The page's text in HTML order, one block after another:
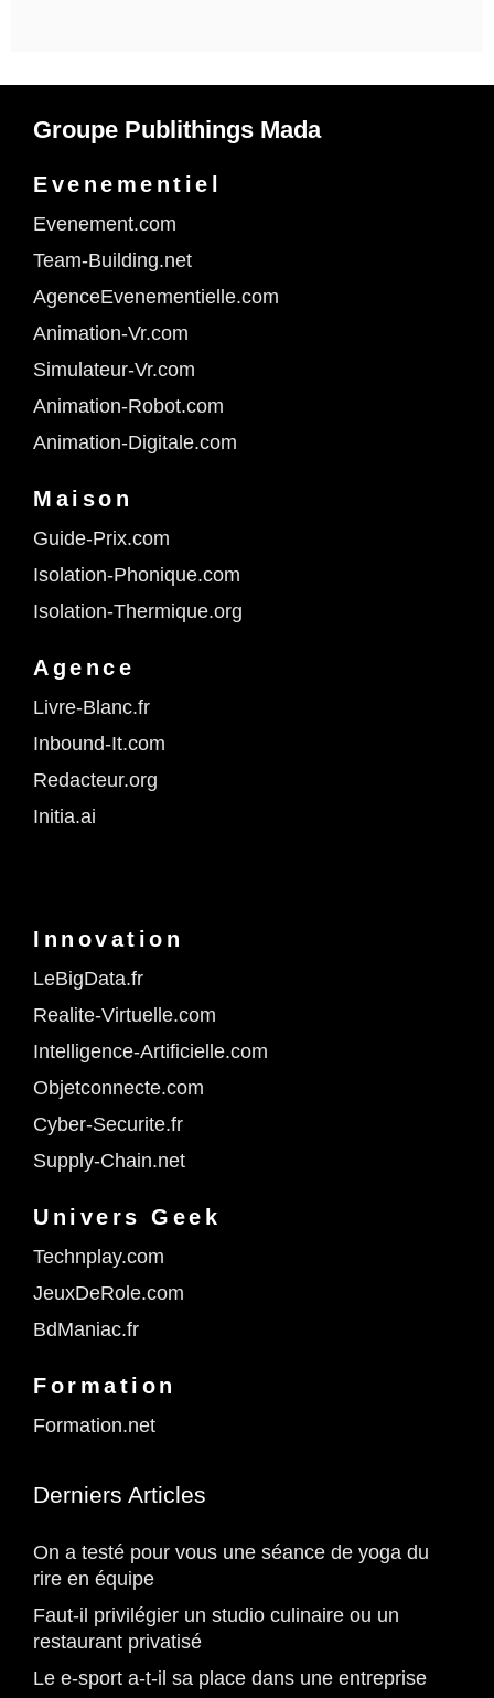
Groupe Publithings Mada
Evenementiel
Evenement.com
Team-Building.net
AgenceEvenementielle.com
Animation-Vr.com
Simulateur-Vr.com
Animation-Robot.com
Animation-Digitale.com
Maison
Guide-Prix.com
Isolation-Phonique.com
Isolation-Thermique.org
Agence
Livre-Blanc.fr
Inbound-It.com
Redacteur.org
Initia.ai
Innovation
LeBigData.fr
Realite-Virtuelle.com
Intelligence-Artificielle.com
Objetconnecte.com
Cyber-Securite.fr
Supply-Chain.net
Univers Geek
Technplay.com
JeuxDeRole.com
BdManiac.fr
Formation
Formation.net
Derniers Articles
On a testé pour vous une séance de yoga du
rire en équipe
Faut-il privilégier un studio culinaire ou un
restaurant privatisé
Le e-sport a-t-il sa place dans une entreprise